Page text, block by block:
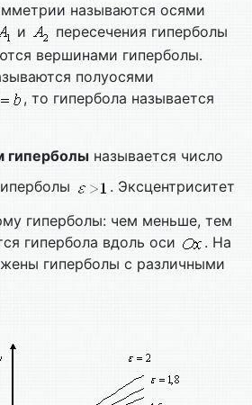
называются осями
и
пересечения гиперболы
вершинами гиперболы.
полуосями
, то гипербола называется
гиперболы называется число
. Эксцентриситет
гиперболы: чем меньше, тем
гипербола вдоль оси
. На
гиперболы с различными